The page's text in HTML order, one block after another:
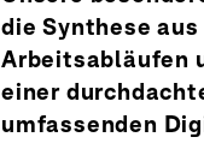
die Synthese
Arbeitsabläufen
einer
umfassenden